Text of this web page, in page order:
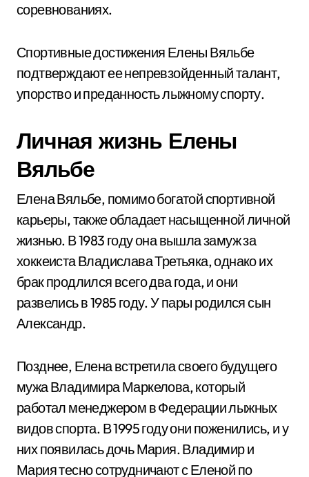
соревнованиях.
Спортивные достижения Елены Вяльбе
подтверждают ее непревзойденный талант,
упорство и преданность лыжному спорту.
Личная жизнь Елены
Вяльбе
Елена Вяльбе, помимо богатой спортивной
карьеры, также обладает насыщенной личной
жизнью. В 1983 году она вышла замуж за
хоккеиста Владислава Третьяка, однако их
брак продлился всего два года, и они
развелись в 1985 году. У пары родился сын
Александр.
Позднее, Елена встретила своего будущего
мужа Владимира Маркелова, который
работал менеджером в Федерации лыжных
видов спорта. В 1995 году они поженились, и у
них появилась дочь Мария. Владимир и
Мария тесно сотрудничают с Еленой по